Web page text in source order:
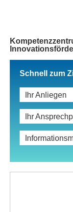
Schnell zum
Ihr Anliegen
Ihr